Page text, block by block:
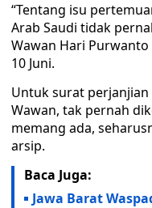
“Tentang isu
Arab Saudi tidak
Wawan Hari
10 Juni.
Untuk surat
Wawan, tak pernah
memang ada,
arsip.
Baca Juga:
Jawa Barat